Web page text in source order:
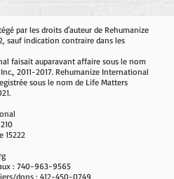
par les droits d'auteur de Rehumanize
sauf indication contraire dans les
faisait auparavant affaire sous le nom
2011-2017. Rehumanize International
sous le nom de Life Matters
15222
: 740-963-9565
dons : 412-450-0749